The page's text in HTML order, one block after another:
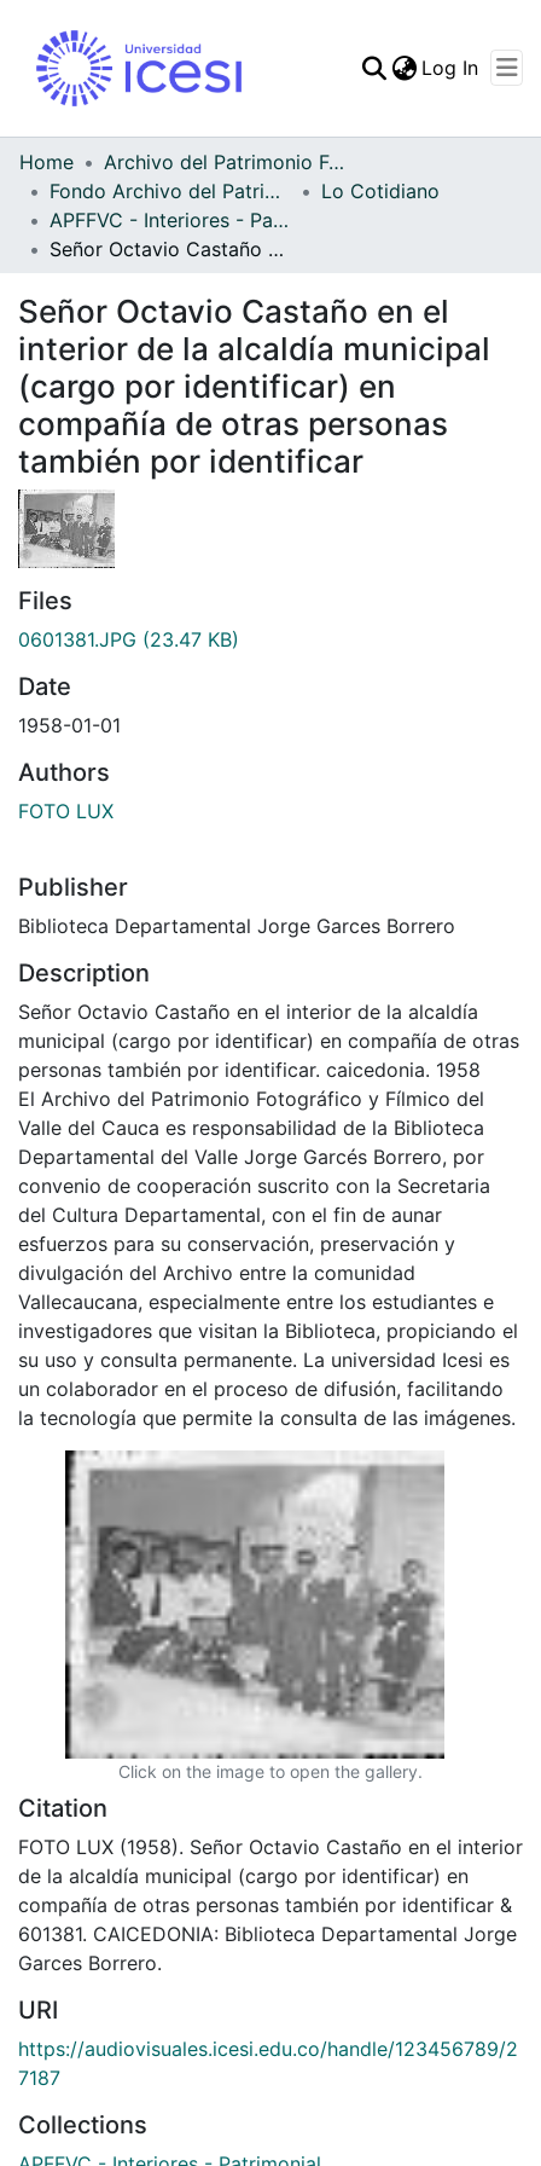
Statistics
Log In
Home
Archivo del Patrimonio Fotográfico y Fílmico del Valle del Cauca
Fondo Archivo del Patrimonio Fotográfico y Fílmico del Valle del Cauca
Lo Cotidiano
APFFVC - Interiores - Patrimonial
Señor Octavio Castaño en el interior de la alcaldía municipal (cargo por identificar) en compañía de otras personas también por identificar
Señor Octavio Castaño en el
interior de la alcaldía municipal
(cargo por identificar) en
compañía de otras personas
también por identificar
Files
0601381.JPG (23.47 KB)
Date
1958-01-01
Authors
FOTO LUX
Publisher
Biblioteca Departamental Jorge Garces Borrero
Description
Señor Octavio Castaño en el interior de la alcaldía
municipal (cargo por identificar) en compañía de otras
personas también por identificar. caicedonia. 1958
El Archivo del Patrimonio Fotográfico y Fílmico del
Valle del Cauca es responsabilidad de la Biblioteca
Departamental del Valle Jorge Garcés Borrero, por
convenio de cooperación suscrito con la Secretaria
del Cultura Departamental, con el fin de aunar
esfuerzos para su conservación, preservación y
divulgación del Archivo entre la comunidad
Vallecaucana, especialmente entre los estudiantes e
investigadores que visitan la Biblioteca, propiciando el
su uso y consulta permanente. La universidad Icesi es
un colaborador en el proceso de difusión, facilitando
la tecnología que permite la consulta de las imágenes.
Click on the image to open the gallery.
Citation
FOTO LUX (1958). Señor Octavio Castaño en el interior
de la alcaldía municipal (cargo por identificar) en
compañía de otras personas también por identificar &
601381. CAICEDONIA: Biblioteca Departamental Jorge
Garces Borrero.
URI
https://audiovisuales.icesi.edu.co/handle/123456789/2
7187
Collections